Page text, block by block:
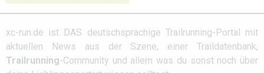
xc-run.de ist DAS deutschsprachige Trailrunning-Portal mit
aktuellen News aus der Szene, einer Traildatenbank,
Trailrunning-Community und allem was du sonst noch über